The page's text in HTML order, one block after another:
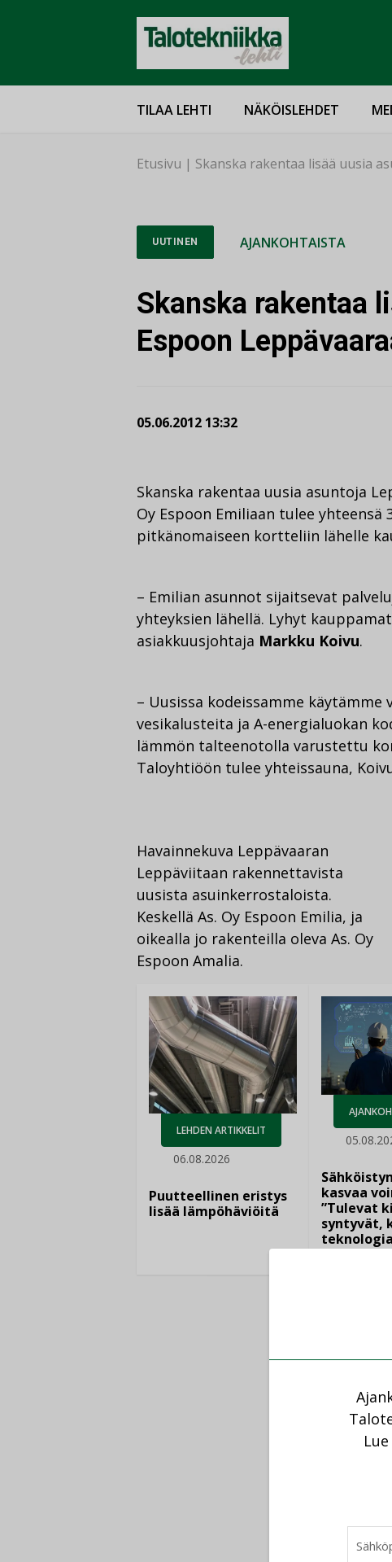
TILAA LEHTI NÄKÖISLEHDET
Etusivu | Skanska rakentaa lisää uusia
UUTINEN AJANKOHTAISTA
Skanska rakentaa
Espoon
05.06.2012 13:32
Skanska rakentaa uusia asuntoja
Oy Espoon Emiliaan tulee
pitkänomaiseen kortteliin lähelle
– Emilian asunnot sijaitsevat
yhteyksien lähellä. Lyhyt
asiakkuusjohtaja Markku Koivu.
– Uusissa kodeissamme
vesikalusteita ja A-energialuokan
lämmön talteenotolla varustettu
Taloyhtiöön tulee yhteissauna,
Havainnekuva Leppävaaran
Leppäviitaan rakennettavista
uusista asuinkerrostaloista.
Keskellä As. Oy Espoon Emilia, ja
oikealla jo rakenteilla oleva As. Oy
Espoon Amalia.
LEHDEN ARTIKKELIT
06.08.2026
Puutteellinen eristys
lisää lämpöhäviöitä
kasvaa
”Tulevat
syntyvät,
yhteen”
Lue